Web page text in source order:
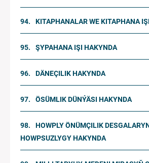
KITAPHANALAR WE KITAPHANA
ŞYPAHANA IŞI HAKYNDA
DÄNEÇILIK HAKYNDA
ÖSÜMLIK DÜNÝÄSI HAKYNDA
HOWPLY ÖNÜMÇILIK
HOWPSUZLYGY HAKYNDA